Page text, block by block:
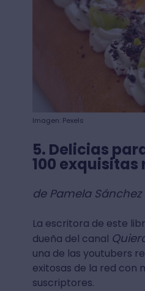
Imagen: Pexels
5. Delicias
100 exquisitas
de Pamela
La escritora de este
dueña del canal
una de las youtubers
exitosas de la red con
suscriptores.